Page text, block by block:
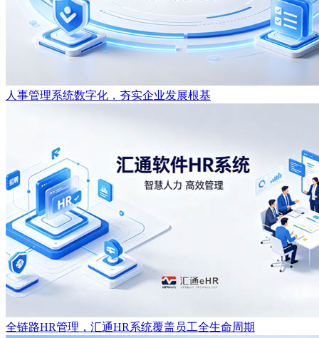
人事管理系统数字化，夯实企业发展根基
全链路HR管理，汇通HR系统覆盖员工全生命周期